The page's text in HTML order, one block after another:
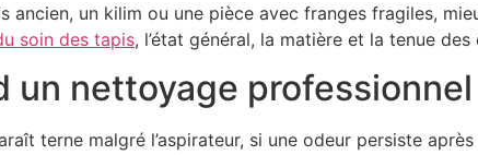
ancien, un kilim ou une pièce avec franges fragiles,
soin des tapis, l’état général, la matière et la tenue
un nettoyage
terne malgré l’aspirateur, si une odeur persiste